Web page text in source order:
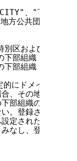
、"TOWN"、
方公共団体ドメイ
区およびその下
部組織
部組織
にドメイン名を
、その地方公共
部組織の登録済
。登録されたド
定された時点で
なし、登録原簿の